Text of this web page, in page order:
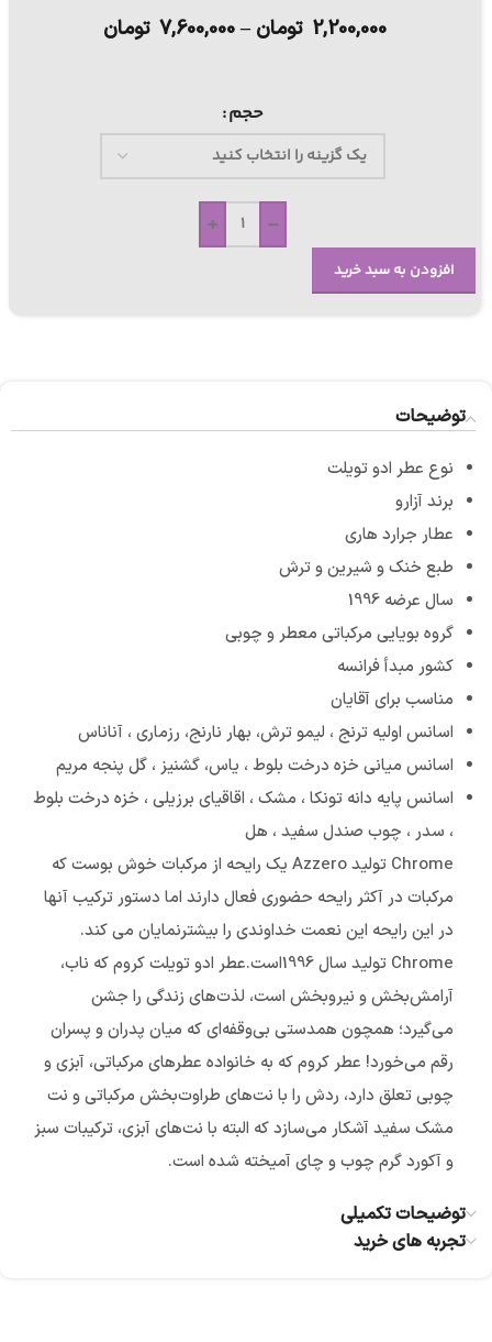
2,200,000 تومان –
7,600,000 تومان
حجم
-
+
افزودن به سبد خرید
توضیحات
نوع عطر ادو تویلت
برند آزارو
عطار جرارد هاری
طبع خنک و شیرین و ترش
سال عرضه 1996
گروه بویایی مرکباتی معطر و چوبی
کشور مبدأ فرانسه
مناسب برای آقایان
اسانس اولیه ترنج ، لیمو ترش، بهار نارنج، رزماری ، آناناس
اسانس میانی خزه درخت بلوط ، یاس، گشنیز ، گل پنجه مریم
اسانس پایه دانه تونکا ، مشک ، اقاقیای برزیلی ، خزه درخت بلوط
، سدر ، چوب صندل سفید ، هل
Chrome توليد Azzero يك رايحه از مركبات خوش بوست که
مركبات در آكثر رايحه حضوري فعال دارند اما دستور تركيب آنها
در اين رايحه اين نعمت خداوندي را بيشترنمايان مي كند.
Chrome توليد سال 1996است.عطر ادو تویلت کروم که ناب،
آرامش‌بخش و نیرو‌بخش است، لذت‌های زندگی را جشن
می‌گیرد؛ همچون همدستی بی‌وقفه‌ای که میان پدران و پسران
رقم می‌خورد! عطر کروم که به خانواده عطرهای مرکباتی، آبزی و
چوبی تعلق دارد، ردش را با نت‌های طراوت‌بخش مرکباتی و نت‌
مشک سفید آشکار می‌سازد که البته با نت‌های آبزی، ترکیبات سبز
و آکورد گرم چوب و چای آمیخته شده است.
توضیحات تکمیلی
تجربه های خرید